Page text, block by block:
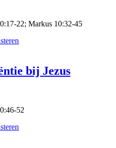
22; Markus 10:32-45
bij Jezus
52